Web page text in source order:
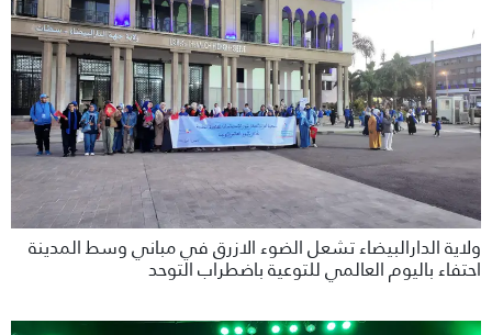
ولاية الدارالبيضاء تشعل الضوء الازرق في مباني وسط المدينة
احتفاء باليوم العالمي للتوعية باضطراب التوحد